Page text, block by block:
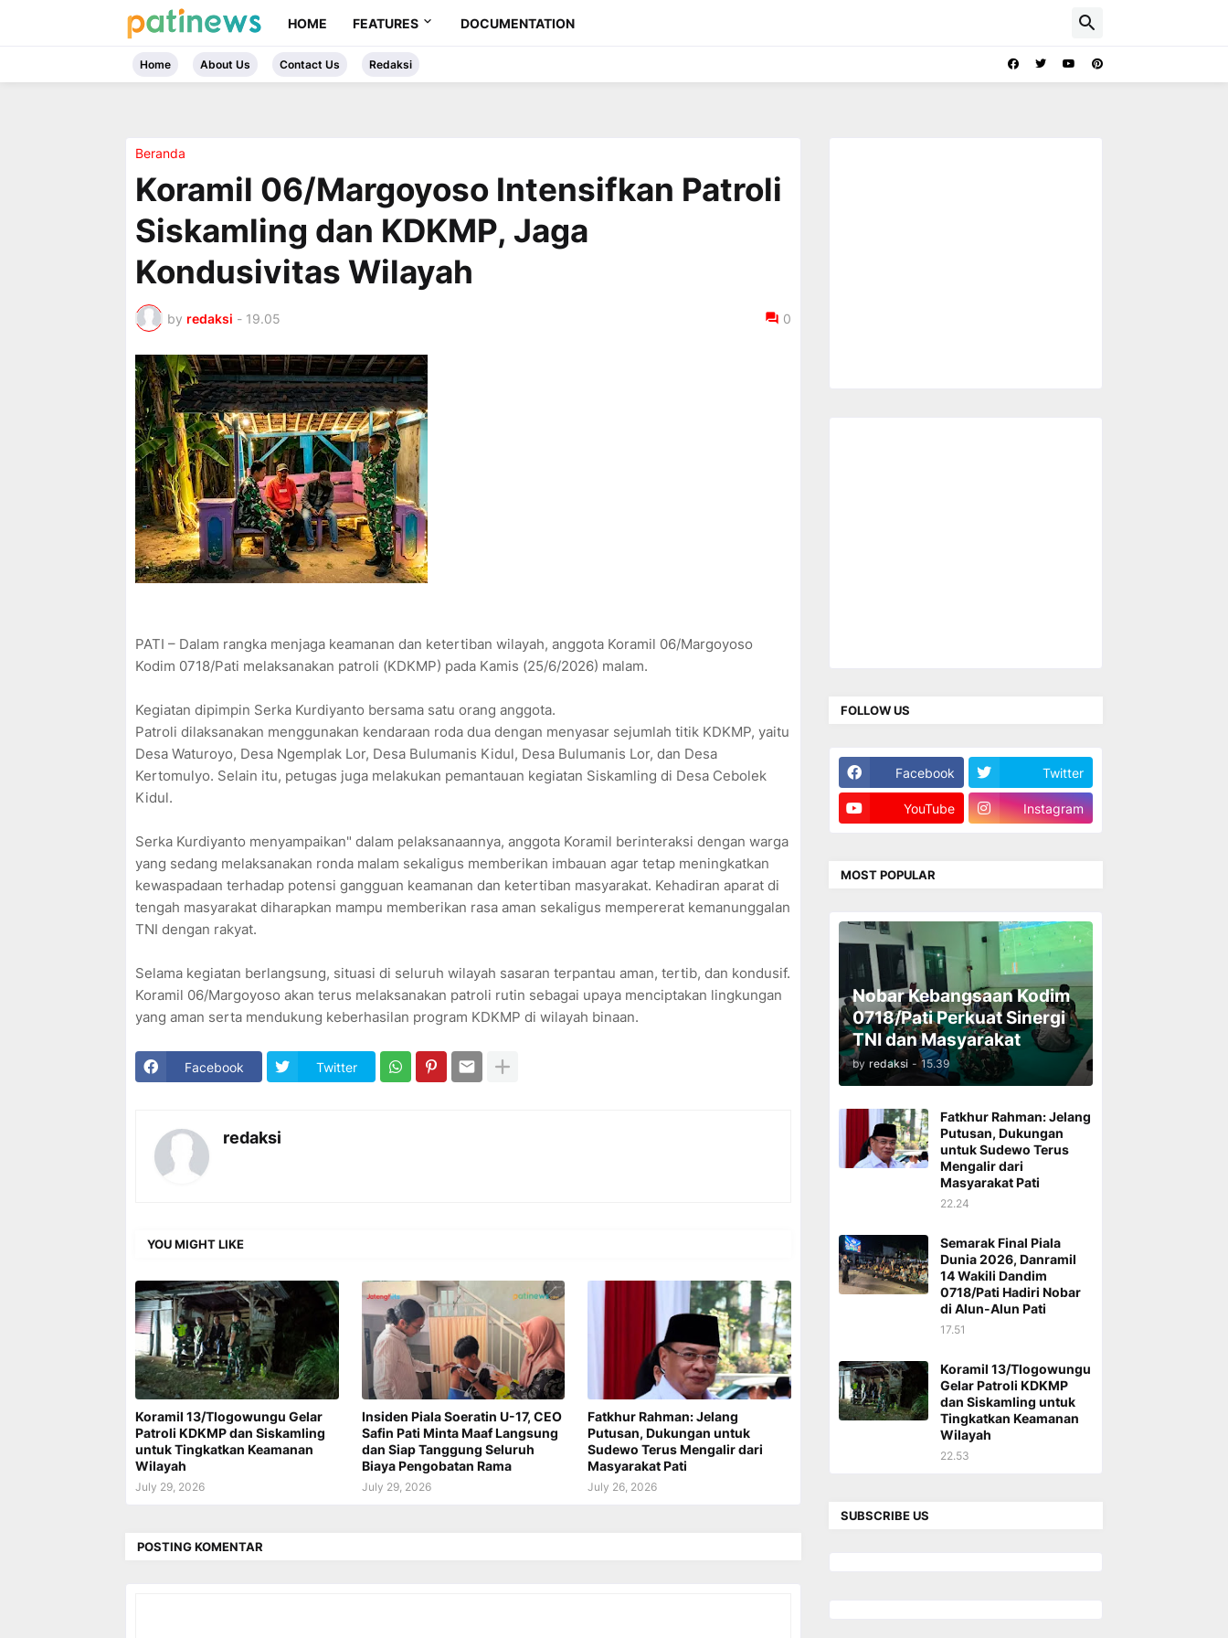
HOME FEATURES DOCUMENTATION
Home About Us Contact Us Redaksi
Beranda
Koramil 06/Margoyoso Intensifkan Patroli
Siskamling dan KDKMP, Jaga
Kondusivitas Wilayah
by redaksi - 19.05 0
PATI – Dalam rangka menjaga keamanan dan ketertiban wilayah, anggota Koramil 06/Margoyoso
Kodim 0718/Pati melaksanakan patroli (KDKMP) pada Kamis (25/6/2026) malam.
Kegiatan dipimpin Serka Kurdiyanto bersama satu orang anggota.
Patroli dilaksanakan menggunakan kendaraan roda dua dengan menyasar sejumlah titik KDKMP, yaitu
Desa Waturoyo, Desa Ngemplak Lor, Desa Bulumanis Kidul, Desa Bulumanis Lor, dan Desa
Kertomulyo. Selain itu, petugas juga melakukan pemantauan kegiatan Siskamling di Desa Cebolek
Kidul.
Serka Kurdiyanto menyampaikan" dalam pelaksanaannya, anggota Koramil berinteraksi dengan warga
yang sedang melaksanakan ronda malam sekaligus memberikan imbauan agar tetap meningkatkan
kewaspadaan terhadap potensi gangguan keamanan dan ketertiban masyarakat. Kehadiran aparat di
tengah masyarakat diharapkan mampu memberikan rasa aman sekaligus mempererat kemanunggalan
TNI dengan rakyat.
Selama kegiatan berlangsung, situasi di seluruh wilayah sasaran terpantau aman, tertib, dan kondusif.
Koramil 06/Margoyoso akan terus melaksanakan patroli rutin sebagai upaya menciptakan lingkungan
yang aman serta mendukung keberhasilan program KDKMP di wilayah binaan.
Facebook Twitter
redaksi
YOU MIGHT LIKE
Koramil 13/Tlogowungu Gelar
Patroli KDKMP dan Siskamling
untuk Tingkatkan Keamanan
Wilayah
July 29, 2026
Insiden Piala Soeratin U-17, CEO
Safin Pati Minta Maaf Langsung
dan Siap Tanggung Seluruh
Biaya Pengobatan Rama
July 29, 2026
Fatkhur Rahman: Jelang
Putusan, Dukungan untuk
Sudewo Terus Mengalir dari
Masyarakat Pati
July 26, 2026
POSTING KOMENTAR
FOLLOW US
Facebook Twitter
YouTube Instagram
MOST POPULAR
Nobar Kebangsaan Kodim
0718/Pati Perkuat Sinergi
TNI dan Masyarakat
by redaksi - 15.39
Fatkhur Rahman: Jelang
Putusan, Dukungan
untuk Sudewo Terus
Mengalir dari
Masyarakat Pati
22.24
Semarak Final Piala
Dunia 2026, Danramil
14 Wakili Dandim
0718/Pati Hadiri Nobar
di Alun-Alun Pati
17.51
Koramil 13/Tlogowungu
Gelar Patroli KDKMP
dan Siskamling untuk
Tingkatkan Keamanan
Wilayah
22.53
SUBSCRIBE US